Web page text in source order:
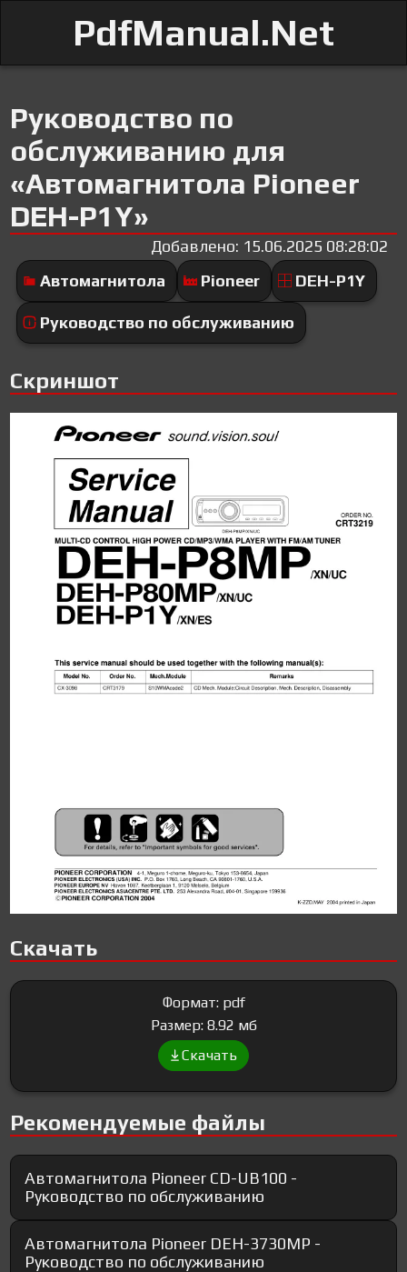
PdfManual.Net
Руководство по
обслуживанию для
«Автомагнитола Pioneer
DEH-P1Y»
Добавлено: 15.06.2025 08:28:02
Автомагнитола
Pioneer DEH-P1Y
Руководство по обслуживанию
Скриншот
Скачать
Формат: pdf
Размер: 8.92 мб
Скачать
Рекомендуемые файлы
Автомагнитола Pioneer CD-UB100 -
Руководство по обслуживанию
Автомагнитола Pioneer DEH-3730MP -
Руководство по обслуживанию